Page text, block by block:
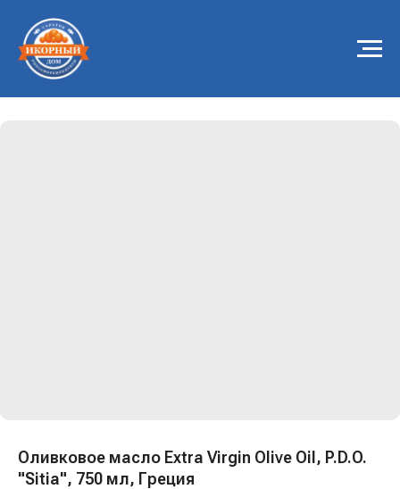
Оливковое масло Extra Virgin Olive Oil, P.D.O.
"Sitia", 750 мл, Греция